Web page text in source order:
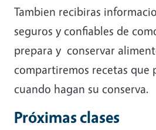
Tambien recibiras
seguros y confiables de
prepara y conservar
compartiremos recetas que
cuando hagan su conserva.
Próximas clases